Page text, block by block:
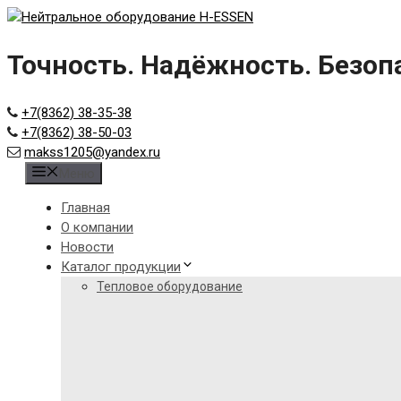
Skip
content
Точность. Надёжность.
+7(8362) 38-35-38
+7(8362) 38-50-03
makss1205@yandex.ru
Главная
О компании
Новости
Каталог продукции
Тепловое оборудование